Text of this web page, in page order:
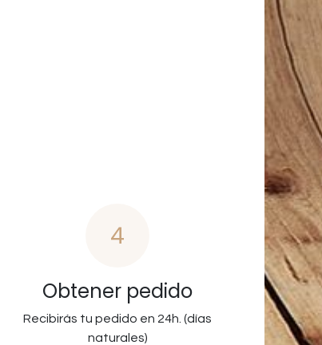
4
Obtener pedido
Recibirás tu pedido en 24h. (días
naturales)